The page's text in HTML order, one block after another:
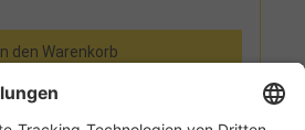
In den Warenkorb